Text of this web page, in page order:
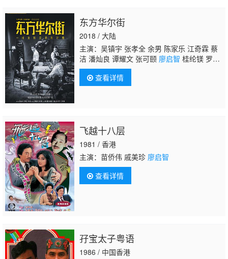
东方华尔街
2018 / 大陆
主演：吴镇宇 张孝全 余男 陈家乐 江奇霖 蔡
洁 潘灿良 谭耀文 张可颐 廖启智 桂纶镁 罗家
英 崔碧珈 何华超 张武孝 陆骏光 梁健平
查看详情
飞越十八层
1981 / 香港
主演：苗侨伟 戚美珍 廖启智
查看详情
孖宝太子粤语
1986 / 中国香港